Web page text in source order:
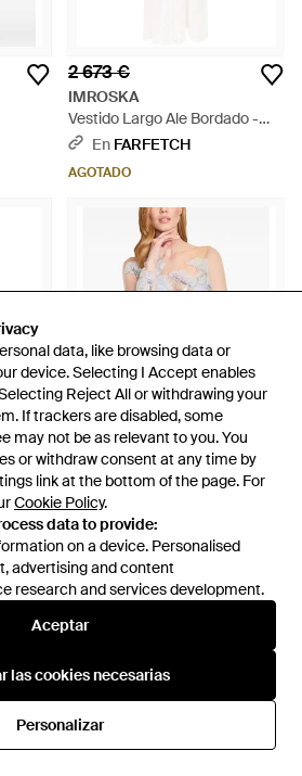
data, like browsing data or
device. Selecting I Accept enables
Reject All or withdrawing your
If trackers are disabled, some
may not be as relevant to you. You
or withdraw consent at any time by
link at the bottom of the page. For
Cookie Policy.
data to provide:
on a device. Personalised
advertising and content
research and services development.
Aceptar
las cookies necesarias
Personalizar
data, like browsing data or
device. Selecting I Accept enables
Reject All or withdrawing your
If trackers are disabled, some
may not be as relevant to you. You
or withdraw consent at any time by
link at the bottom of the page. For
Cookie Policy.
data to provide:
on a device. Personalised
advertising and content
research and services development.
Aceptar
las cookies necesarias
Personalizar
2 673 €
IMROSKA
Vestido Largo Ale Bordado -
Blanco
En FARFETCH
AGOTADO
4 043 €
IMROSKA
Vestido Largo Maria Calla Con
Cuentas - Azul
EnFARFETCH
AGOTADO